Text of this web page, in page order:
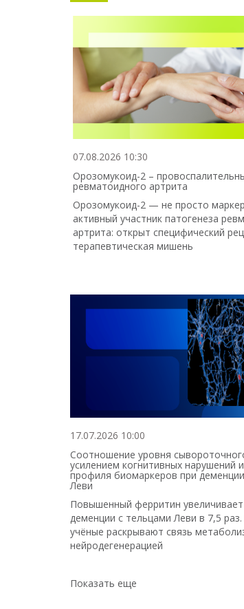
07.08.2026 10:30
Орозомукоид-2 –
ревматоидного артрита
Орозомукоид-2 — не просто
активный участник патогенеза
артрита: открыт специфический
терапевтическая мишень
17.07.2026 10:00
Соотношение уровня
усилением когнитивных нарушений
профиля биомаркеров при
Леви
Повышенный ферритин увеличивает
деменции с тельцами Леви в 7,5 раз.
учёные раскрывают связь
нейродегенерацией
Показать еще